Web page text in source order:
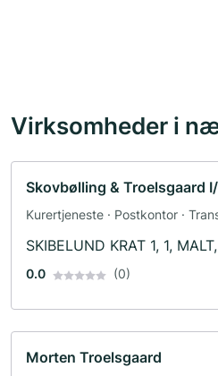
Virksomheder i
Skovbølling & Troelsgaard
Kurertjeneste · Postkontor ·
SKIBELUND KRAT 1, 1,
0.0 (0)
Morten Troelsgaard